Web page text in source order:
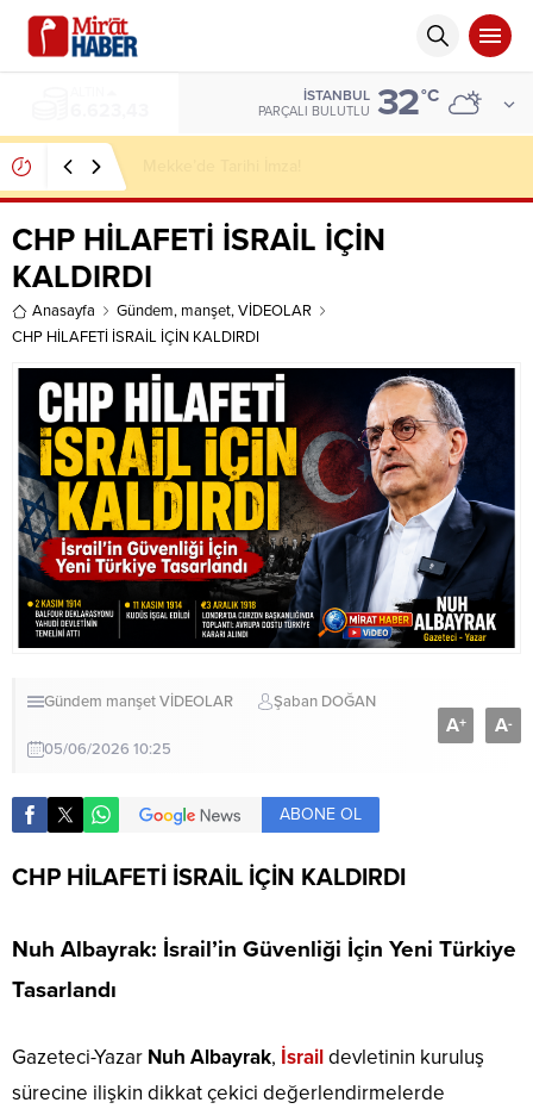
İSTANBUL
PARÇALI BULUTLU 32°C
CHP HİLAFETİ İSRAİL İÇİN
KALDIRDI
Anasayfa Gündem, manşet,VİDEOLAR
CHP HİLAFETİ İSRAİL İÇİN KALDIRDI
Gündem manşetVİDEOLAR Şaban DOĞAN
05/06/2026 10:25
A+ A-
ABONE OL
CHP HİLAFETİ İSRAİL İÇİN KALDIRDI
Nuh Albayrak: İsrail’in Güvenliği İçin Yeni Türkiye
Tasarlandı
Gazeteci-Yazar Nuh Albayrak, İsraildevletinin kuruluş
sürecine ilişkin dikkat çekici değerlendirmelerde